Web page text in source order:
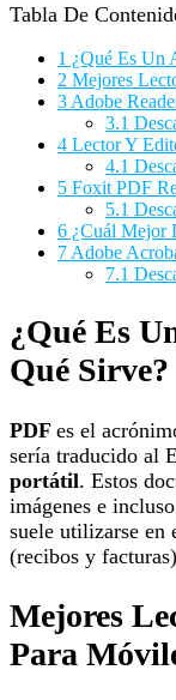
Tabla De
1 ¿Qué Es Un
2 Mejores
3 Adobe
3.1
4 Lector Y
4.1
5 Foxit PDF
5.1
6 ¿Cuál Mejor
7 Adobe
7.1
¿Qué Es
Qué Sirve?
PDF es el
sería traducido al
portátil. Estos
imágenes e
suele utilizarse en
(recibos y
Mejores
Para